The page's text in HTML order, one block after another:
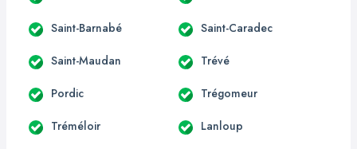
Saint-Barnabé Saint-Caradec
Saint-Maudan Trévé
Pordic Trégomeur
Tréméloir Lanloup